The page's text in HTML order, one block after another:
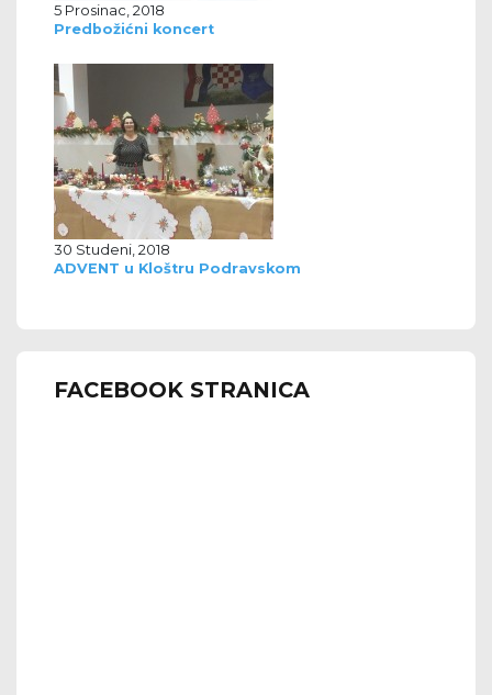
5 Prosinac, 2018
Predbožićni koncert
30 Studeni, 2018
ADVENT u Kloštru Podravskom
FACEBOOK STRANICA